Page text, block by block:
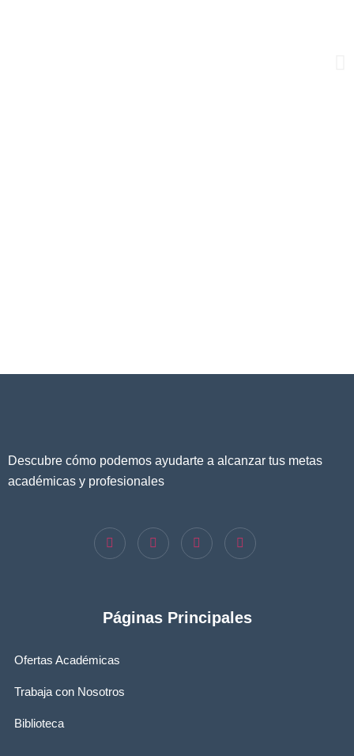
Descubre cómo podemos ayudarte a alcanzar tus metas
académicas y profesionales
Páginas Principales
Ofertas Académicas
Trabaja con Nosotros
Biblioteca